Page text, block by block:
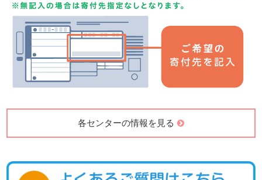
各センターの情報を見る